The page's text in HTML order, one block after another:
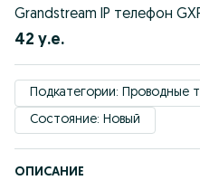
Grandstream IP телефон
42 у.е.
Подкатегории: Проводные
Состояние: Новый
ОПИСАНИЕ